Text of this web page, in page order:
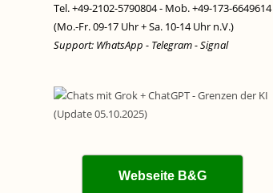
Tel. +49-2102-5790804 - Mob. +49-173-6649614
(Mo.-Fr. 09-17 Uhr + Sa. 10-14 Uhr n.V.)
Support: WhatsApp - Telegram - Signal
Webseite B&G